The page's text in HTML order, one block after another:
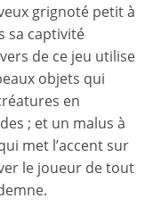
grignoté petit à
sa captivité
de ce jeu utilise
objets qui
en
; et un malus à
met l’accent sur
le joueur de tout